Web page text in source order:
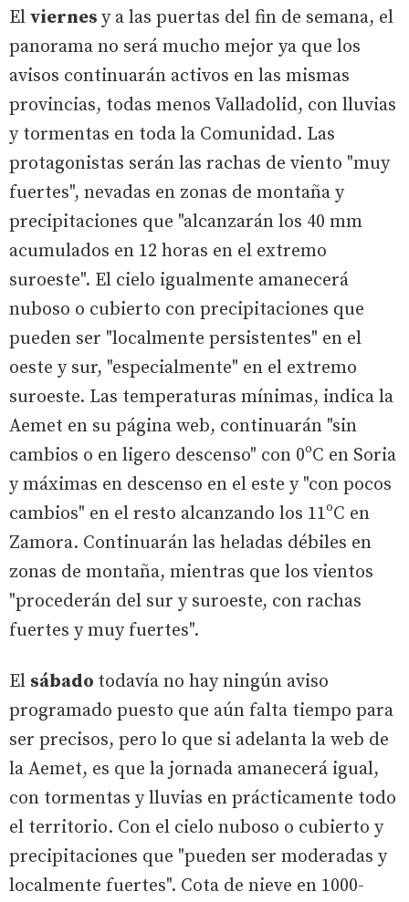
El viernes y a las puertas del fin de semana, el
panorama no será mucho mejor ya que los
avisos continuarán activos en las mismas
provincias, todas menos Valladolid, con lluvias
y tormentas en toda la Comunidad. Las
protagonistas serán las rachas de viento "muy
fuertes", nevadas en zonas de montaña y
precipitaciones que "alcanzarán los 40 mm
acumulados en 12 horas en el extremo
suroeste". El cielo igualmente amanecerá
nuboso o cubierto con precipitaciones que
pueden ser "localmente persistentes" en el
oeste y sur, "especialmente" en el extremo
suroeste. Las temperaturas mínimas, indica la
Aemet en su página web, continuarán "sin
cambios o en ligero descenso" con 0ºC en Soria
y máximas en descenso en el este y "con pocos
cambios" en el resto alcanzando los 11ºC en
Zamora. Continuarán las heladas débiles en
zonas de montaña, mientras que los vientos
"procederán del sur y suroeste, con rachas
fuertes y muy fuertes".
El sábado todavía no hay ningún aviso
programado puesto que aún falta tiempo para
ser precisos, pero lo que si adelanta la web de
la Aemet, es que la jornada amanecerá igual,
con tormentas y lluvias en prácticamente todo
el territorio. Con el cielo nuboso o cubierto y
precipitaciones que "pueden ser moderadas y
localmente fuertes". Cota de nieve en 1000-